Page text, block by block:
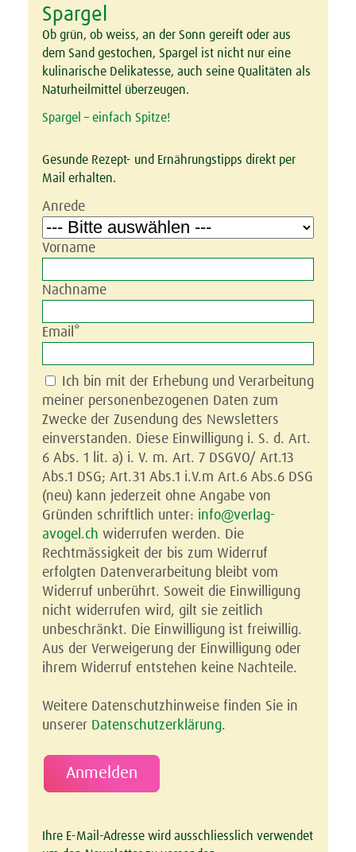
Spargel
Ob grün, ob weiss, an der Sonn gereift oder aus
dem Sand gestochen, Spargel ist nicht nur eine
kulinarische Delikatesse, auch seine Qualitäten als
Naturheilmittel überzeugen.
Spargel – einfach Spitze!
Gesunde Rezept- und Ernährungstipps direkt per
Mail erhalten.
Anrede
Vorname
Nachname
Email*
Ich bin mit der Erhebung und Verarbeitung
meiner personenbezogenen Daten zum
Zwecke der Zusendung des Newsletters
einverstanden. Diese Einwilligung i. S. d. Art.
6 Abs. 1 lit. a) i. V. m. Art. 7 DSGVO/ Art.13
Abs.1 DSG; Art.31 Abs.1 i.V.m Art.6 Abs.6 DSG
(neu) kann jederzeit ohne Angabe von
Gründen schriftlich unter: info@verlag-
avogel.ch widerrufen werden. Die
Rechtmässigkeit der bis zum Widerruf
erfolgten Datenverarbeitung bleibt vom
Widerruf unberührt. Soweit die Einwilligung
nicht widerrufen wird, gilt sie zeitlich
unbeschränkt. Die Einwilligung ist freiwillig.
Aus der Verweigerung der Einwilligung oder
ihrem Widerruf entstehen keine Nachteile.
Weitere Datenschutzhinweise finden Sie in
unserer Datenschutzerklärung.
Ihre E-Mail-Adresse wird ausschliesslich verwendet